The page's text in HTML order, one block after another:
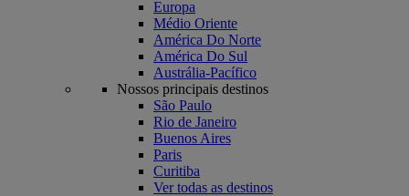
Europa
Médio Oriente
América Do Norte
América Do Sul
Austrália-Pacífico
Nossos principais destinos
São Paulo
Rio de Janeiro
Buenos Aires
Paris
Curitiba
Ver todas as destinos